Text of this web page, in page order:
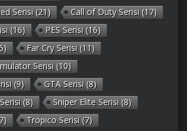
Serisi (21) Call of Duty Serisi (17)
(16) PES Serisi (16)
Far Cry Serisi (11)
Serisi (10)
(9) GTA Serisi (8)
(8) Sniper Elite Serisi (8)
Tropico Serisi (7)